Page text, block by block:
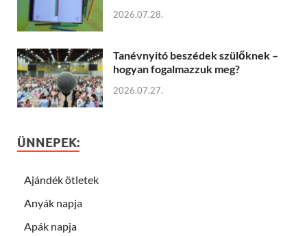
2026.07.28.
Tanévnyitó beszédek szülőknek –
hogyan fogalmazzuk meg?
2026.07.27.
ÜNNEPEK:
Ajándék ötletek
Anyák napja
Apák napja